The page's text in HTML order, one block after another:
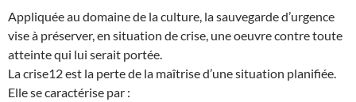
Appliquée au domaine de la culture, la sauvegarde d’urgence
vise à préserver, en situation de crise, une oeuvre contre toute
atteinte qui lui serait portée.
La crise12 est la perte de la maîtrise d’une situation planifiée.
Elle se caractérise par :